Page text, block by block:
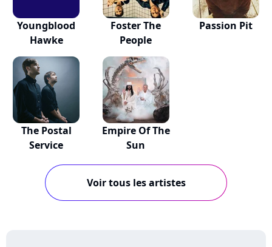
Youngblood
Hawke
Foster The
People
Passion Pit
The Postal
Service
Empire Of The
Sun
Voir tous les artistes